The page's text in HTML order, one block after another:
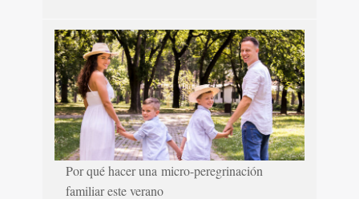
Por qué hacer una micro-peregrinación
familiar este verano